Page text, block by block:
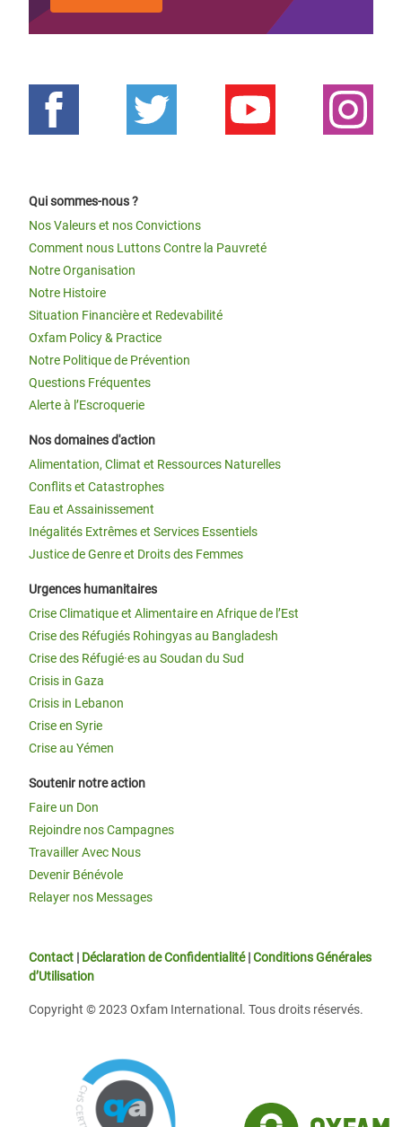
Qui sommes-nous ?
Nos Valeurs et nos Convictions
Comment nous Luttons Contre la Pauvreté
Notre Organisation
Notre Histoire
Situation Financière et Redevabilité
Oxfam Policy & Practice
Notre Politique de Prévention
Questions Fréquentes
Alerte à l’Escroquerie
Nos domaines d'action
Alimentation, Climat et Ressources Naturelles
Conflits et Catastrophes
Eau et Assainissement
Inégalités Extrêmes et Services Essentiels
Justice de Genre et Droits des Femmes
Urgences humanitaires
Crise Climatique et Alimentaire en Afrique de l’Est
Crise des Réfugiés Rohingyas au Bangladesh
Crise des Réfugié·es au Soudan du Sud
Crisis in Gaza
Crisis in Lebanon
Crise en Syrie
Crise au Yémen
Soutenir notre action
Faire un Don
Rejoindre nos Campagnes
Travailler Avec Nous
Devenir Bénévole
Relayer nos Messages
Contact | Déclaration de Confidentialité|Conditions Générales
d’Utilisation
Copyright © 2023 Oxfam International. Tous droits réservés.